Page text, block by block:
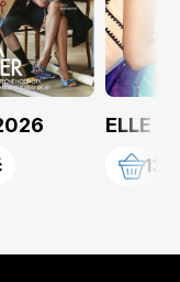
ELLE
139